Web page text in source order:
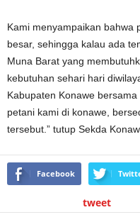
Kami menyampaikan bahwa
besar, sehingga kalau ada
Muna Barat yang
kebutuhan sehari hari
Kabupaten Konawe
petani kami di konawe,
tersebut.” tutup Sekda
Facebook
tweet